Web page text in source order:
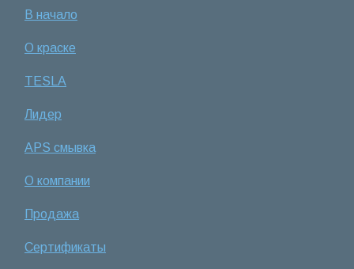
В начало
О краске
TESLA
Лидер
APS смывка
О компании
Продажа
Сертификаты